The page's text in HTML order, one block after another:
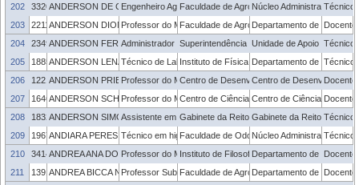
202
3320398ANDERSON DE CARVALHO MELLO
Engenheiro AgrônomoFaculdade de Agronomia Eliseu Maciel
Núcleo Administrativo -Técnico
203
2211365ANDERSON DIONEI GRUTZMACHER
Professor do Magistério Superior
Faculdade de Agronomia Eliseu Maciel
Departamento de Docente
204
2349433ANDERSON FERREIRA RODRIGUES
Administrador de EdifíciosSuperintendência de Infraestrutura
Unidade de Apoio àTécnico
205
1885328ANDERSON LENA BALDEZTécnico de LaboratórioInstituto de Física e Matemática
Departamento de Física
Técnico
206
1221060ANDERSON PRIEBE FERRUGEMProfessor do Magistério Superior
Centro de Desenvolvimento Tecnológico
Centro de
Docente
207
1646343ANDERSON SCHWINGEL RIBEIRO
Professor do Magistério Superior
Centro de Ciências Químicas, Farmacêuticas
Centro de CiênciasDocente
208
1832236ANDERSON SIMOES URIAAssistente em Administração
Gabinete da ReitoriaGabinete da ReitoriaTécnico
209
1967003ANDIARA PERES FARIASTécnico em higiene dentalFaculdade de OdontologiaNúcleo Administrativo - FO
Técnico
210
3414122ANDREA ANA DO NASCIMENTOProfessor do Magistério Superior
Instituto de Filosofia, Sociologia e Política
Departamento de
Docente
211
1391494ANDREA BICCA NOGUEZ MARTINS
Professor SubstitutoFaculdade de Agronomia Eliseu Maciel
Departamento de Zootecnia
Docente